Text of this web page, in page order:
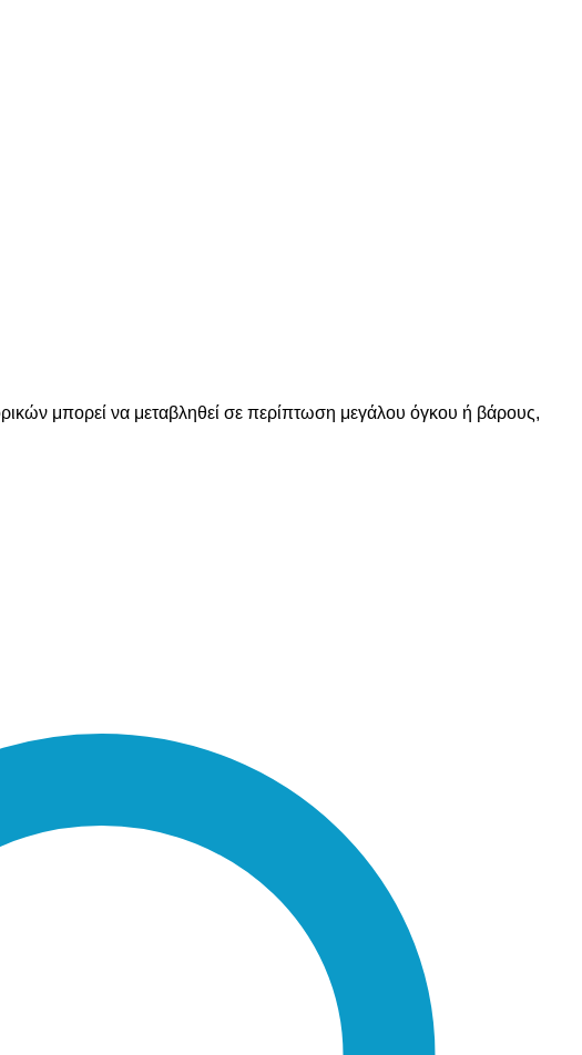
μπορεί να μεταβληθεί σε περίπτωση μεγάλου όγκου ή βάρους,